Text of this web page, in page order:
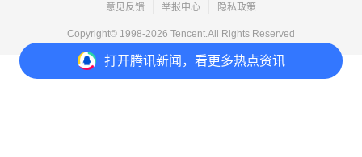
打开腾讯新闻，看更多热点资讯
意见反馈 举报中心 隐私政策
Copyright© 1998-2026 Tencent.All Rights Reserved